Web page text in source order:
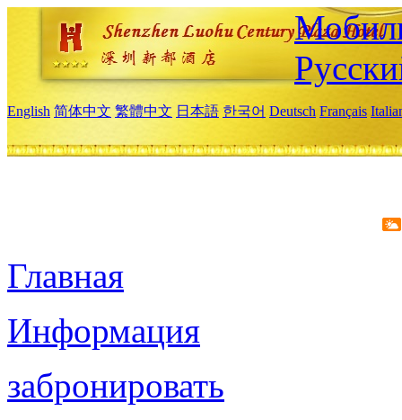
English 简体中文 繁體中文 日本語 한국어 Deutsch Français
Главная
Информация
забронировать